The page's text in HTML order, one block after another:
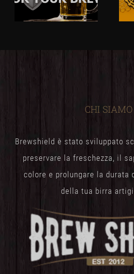
CHI SIAMO
Brewshield è stato sviluppato
preservare la freschezza, il
colore e prolungare la durata
della tua birra